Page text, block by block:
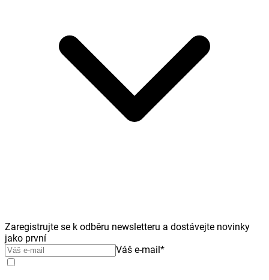
Zaregistrujte se k odběru newsletteru a dostávejte novinky
jako první
Váš e-mail*